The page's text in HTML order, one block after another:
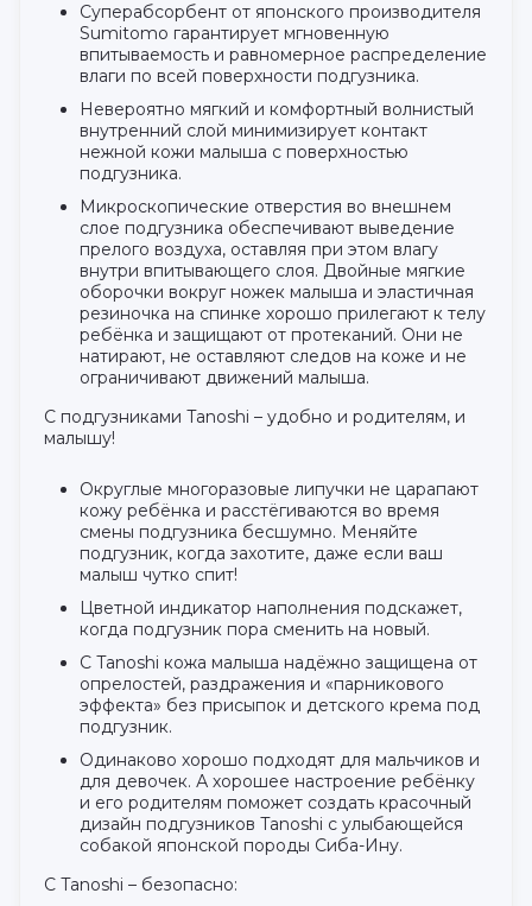
Суперабсорбент от японского производителя
Sumitomo гарантирует мгновенную
впитываемость и равномерное распределение
влаги по всей поверхности подгузника.
Невероятно мягкий и комфортный волнистый
внутренний слой минимизирует контакт
нежной кожи малыша с поверхностью
подгузника.
Микроскопические отверстия во внешнем
слое подгузника обеспечивают выведение
прелого воздуха, оставляя при этом влагу
внутри впитывающего слоя. Двойные мягкие
оборочки вокруг ножек малыша и эластичная
резиночка на спинке хорошо прилегают к телу
ребёнка и защищают от протеканий. Они не
натирают, не оставляют следов на коже и не
ограничивают движений малыша.
С подгузниками Tanoshi – удобно и родителям, и
малышу!
Округлые многоразовые липучки не царапают
кожу ребёнка и расстёгиваются во время
смены подгузника бесшумно. Меняйте
подгузник, когда захотите, даже если ваш
малыш чутко спит!
Цветной индикатор наполнения подскажет,
когда подгузник пора сменить на новый.
С Tanoshi кожа малыша надёжно защищена от
опрелостей, раздражения и «парникового
эффекта» без присыпок и детского крема под
подгузник.
Одинаково хорошо подходят для мальчиков и
для девочек. А хорошее настроение ребёнку
и его родителям поможет создать красочный
дизайн подгузников Tanoshi с улыбающейся
собакой японской породы Сиба-Ину.
С Tanoshi – безопасно: